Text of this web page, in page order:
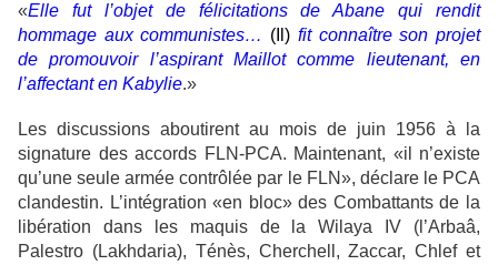
«Elle fut l’objet de félicitations de Abane qui rendit
hommage aux communistes… (Il) fit connaître son projet
de promouvoir l’aspirant Maillot comme lieutenant, en
l’affectant en Kabylie.»
Les discussions aboutirent au mois de juin 1956 à la
signature des accords FLN-PCA. Maintenant, «il n’existe
qu’une seule armée contrôlée par le FLN», déclare le PCA
clandestin. L’intégration «en bloc» des Combattants de la
libération dans les maquis de la Wilaya IV (l’Arbaâ,
Palestro (Lakhdaria), Ténès, Cherchell, Zaccar, Chlef et